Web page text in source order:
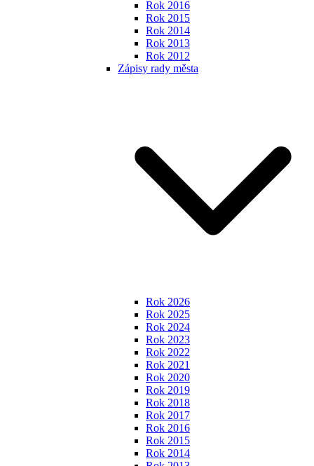
Rok 2016
Rok 2015
Rok 2014
Rok 2013
Rok 2012
Zápisy rady města
Rok 2026
Rok 2025
Rok 2024
Rok 2023
Rok 2022
Rok 2021
Rok 2020
Rok 2019
Rok 2018
Rok 2017
Rok 2016
Rok 2015
Rok 2014